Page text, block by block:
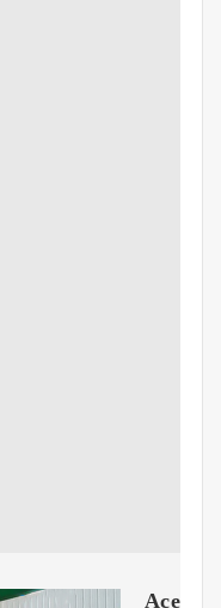
Aceite